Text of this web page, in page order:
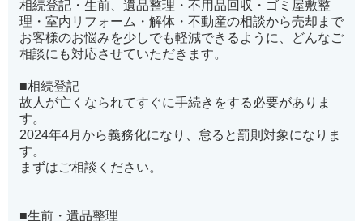
相続登記・生前、遺品整理・不用品回収・ゴミ屋敷整
理・室内リフォーム・解体・不動産の相談から売却まで
お客様のお悩みを少しでも軽減できるように、どんなご
相談にも対応させていただきます。
■相続登記
故人が亡くなられてすぐに手続きをする必要がありま
す。
2024年4月から義務化になり、怠ると罰則対象になりま
す。
まずはご相談ください。
■生前・遺品整理